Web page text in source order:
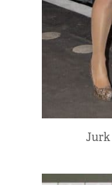
Jurk